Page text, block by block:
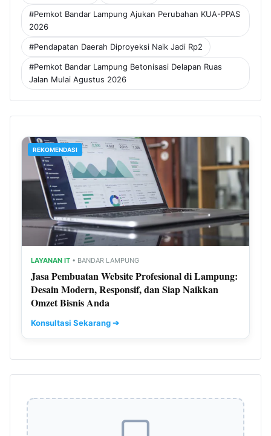
#Pemkot Bandar Lampung Ajukan Perubahan KUA-PPAS
2026
#Pendapatan Daerah Diproyeksi Naik Jadi Rp2
#Pemkot Bandar Lampung Betonisasi Delapan Ruas
Jalan Mulai Agustus 2026
REKOMENDASI
LAYANAN IT • BANDAR LAMPUNG
Jasa Pembuatan Website Profesional di Lampung:
Desain Modern, Responsif, dan Siap Naikkan
Omzet Bisnis Anda
Konsultasi Sekarang ➔